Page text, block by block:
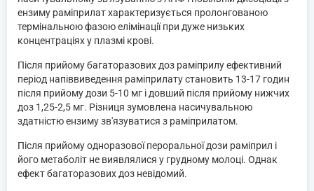
ензиму раміприлат характеризується пролонгованою
термінальною фазою елімінації при дуже низьких
концентраціях у плазмі крові.
Після прийому багаторазових доз раміприлу ефективний
період напіввиведення раміприлату становить 13-17 годин
після прийому дози 5-10 мг і довший після прийому нижчих
доз 1,25-2,5 мг. Різниця зумовлена насичувальною
здатністю ензиму зв'язуватися з раміприлатом.
Після прийому одноразової пероральної дози раміприл і
його метаболіт не виявлялися у грудному молоці. Однак
ефект багаторазових доз невідомий.